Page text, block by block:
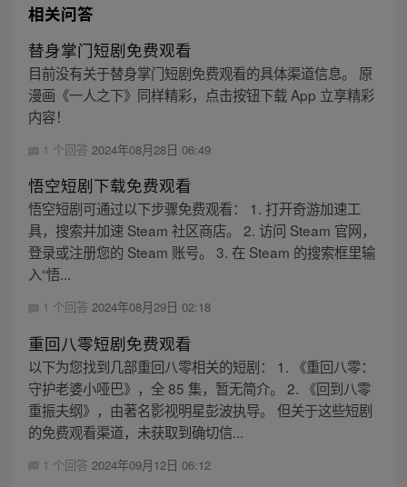
相关问答
替身掌门短剧免费观看
目前没有关于替身掌门短剧免费观看的具体渠道信息。 原
漫画《一人之下》同样精彩，点击按钮下载 App 立享精彩
内容！
1 个回答 2024年08月28日 06:49
悟空短剧下载免费观看
悟空短剧可通过以下步骤免费观看： 1. 打开奇游加速工
具，搜索并加速 Steam 社区商店。 2. 访问 Steam 官网，
登录或注册您的 Steam 账号。 3. 在 Steam 的搜索框里输
入“悟...
1 个回答 2024年08月29日 02:18
重回八零短剧免费观看
以下为您找到几部重回八零相关的短剧： 1. 《重回八零：
守护老婆小哑巴》，全 85 集，暂无简介。 2. 《回到八零
重振夫纲》，由著名影视明星彭波执导。 但关于这些短剧
的免费观看渠道，未获取到确切信...
1 个回答 2024年09月12日 06:12